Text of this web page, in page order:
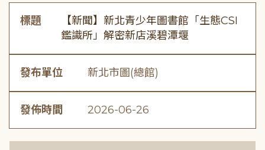
標題
【新聞】新北青少年圖書館「生態CSI
鑑識所」解密新店溪碧潭堰
發布單位 新北市圖(總館)
發佈時間 2026-06-26